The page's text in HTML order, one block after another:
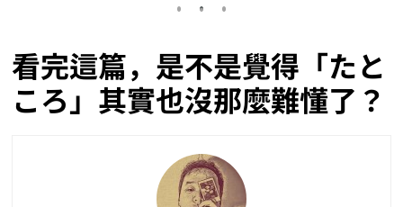
看完這篇，是不是覺得「たと
ころ」其實也沒那麼難懂了？